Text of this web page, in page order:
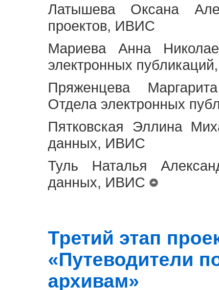
Латышева Оксана
проектов, ИВИС
Мариева Анна
электронных
Пряженцева
Отдела электронных
Пятковская Эллина
данных, ИВИС
Туль Наталья
данных, ИВИС
Третий этап
«Путеводители
архивам»